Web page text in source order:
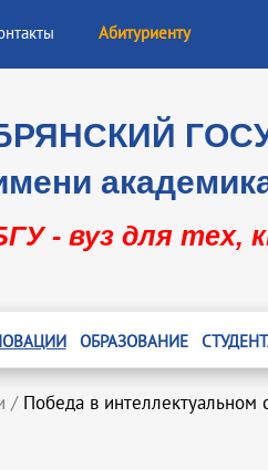
Абитуриенту
- вуз для тех,
ОБРАЗОВАНИЕ
/ Победа в интеллектуальном